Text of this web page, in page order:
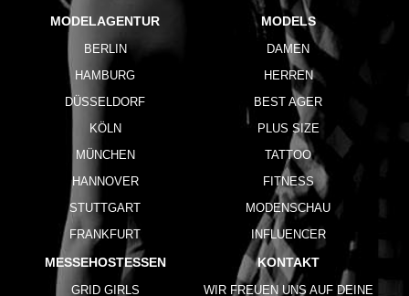
MODELAGENTUR
BERLIN
HAMBURG
DÜSSELDORF
KÖLN
MÜNCHEN
HANNOVER
STUTTGART
FRANKFURT
MODELS
DAMEN
HERREN
BEST AGER
PLUS SIZE
TATTOO
FITNESS
MODENSCHAU
INFLUENCER
MESSEHOSTESSEN
GRID GIRLS
KONTAKT
WIR FREUEN UNS AUF DEINE